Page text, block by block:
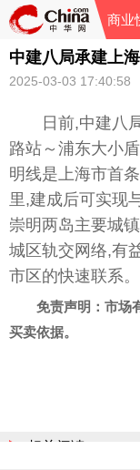
商业
中建八局承建上
2025-03-03 17:40:58
日前,中建八
路站～浦东大小
明线是上海市首
里,建成后可实现
崇明两岛主要城
城区轨交网络,有
市区的快速联系
免责声明：市场
买卖依据。
相关阅读